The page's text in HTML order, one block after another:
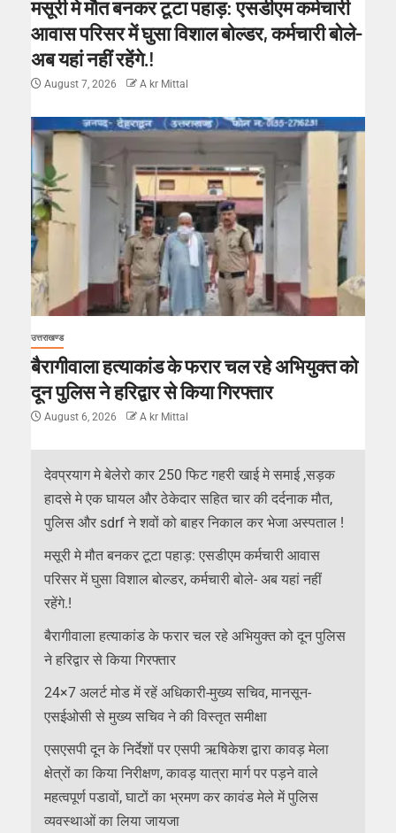
मसूरी मे मौत बनकर टूटा पहाड़: एसडीएम कर्मचारी
आवास परिसर में घुसा विशाल बोल्डर, कर्मचारी बोले-
अब यहां नहीं रहेंगे.!
August 7, 2026 A kr Mittal
उत्तराखण्ड
बैरागीवाला हत्याकांड के फरार चल रहे अभियुक्त को
दून पुलिस ने हरिद्वार से किया गिरफ्तार
August 6, 2026 A kr Mittal
देवप्रयाग मे बेलेरो कार 250 फिट गहरी खाई मे समाई ,सड़क
हादसे मे एक घायल और ठेकेदार सहित चार की दर्दनाक मौत,
पुलिस और sdrf ने शवों को बाहर निकाल कर भेजा अस्पताल !
मसूरी मे मौत बनकर टूटा पहाड़: एसडीएम कर्मचारी आवास
परिसर में घुसा विशाल बोल्डर, कर्मचारी बोले- अब यहां नहीं
रहेंगे.!
बैरागीवाला हत्याकांड के फरार चल रहे अभियुक्त को दून पुलिस
ने हरिद्वार से किया गिरफ्तार
24×7 अलर्ट मोड में रहें अधिकारी-मुख्य सचिव, मानसून-
एसईओसी से मुख्य सचिव ने की विस्तृत समीक्षा
एसएसपी दून के निर्देशों पर एसपी ऋषिकेश द्वारा कावड़ मेला
क्षेत्रों का किया निरीक्षण, कावड़ यात्रा मार्ग पर पड़ने वाले
महत्वपूर्ण पडावों, घाटों का भ्रमण कर कावंड मेले में पुलिस
व्यवस्थाओं का लिया जायजा